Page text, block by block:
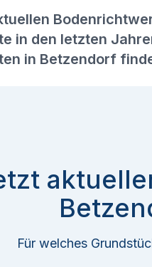
in den letzten
in Betzendorf
Für welches